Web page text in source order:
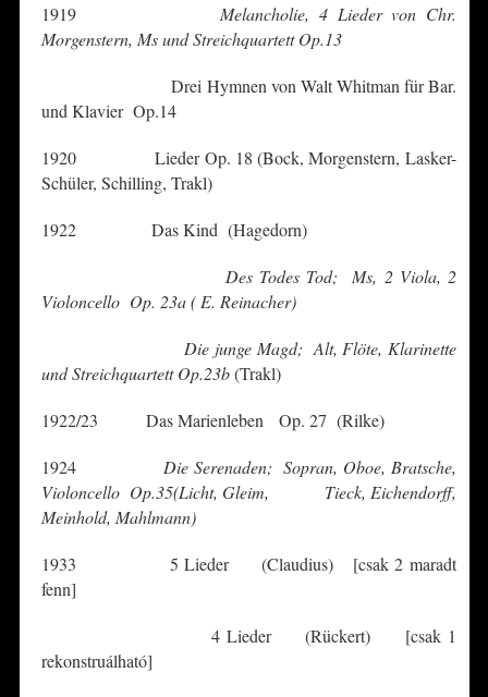
1919 Melancholie, 4 Lieder von Chr.
Morgenstern, Ms und Streichquartett Op.13
Drei Hymnen von Walt Whitman für Bar.
und Klavier Op.14
1920 Lieder Op. 18 (Bock, Morgenstern, Lasker-
Schüler, Schilling, Trakl)
1922 Das Kind (Hagedorn)
Des Todes Tod; Ms, 2 Viola, 2
Violoncello Op. 23a ( E. Reinacher)
Die junge Magd; Alt, Flöte, Klarinette
und Streichquartett Op.23b(Trakl)
1922/23 Das Marienleben Op. 27 (Rilke)
1924 Die Serenaden; Sopran, Oboe, Bratsche,
Violoncello Op.35(Licht, Gleim, Tieck, Eichendorff,
Meinhold, Mahlmann)
1933 5 Lieder (Claudius) [csak 2 maradt
fenn]
4 Lieder (Rückert) [csak 1
rekonstruálható]